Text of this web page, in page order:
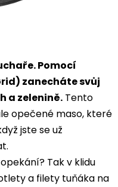
Pomocí
zanecháte svůj
a zelenině. Tento
opečené maso, které
jste se už
Tak v klidu
a filety tuňáka na